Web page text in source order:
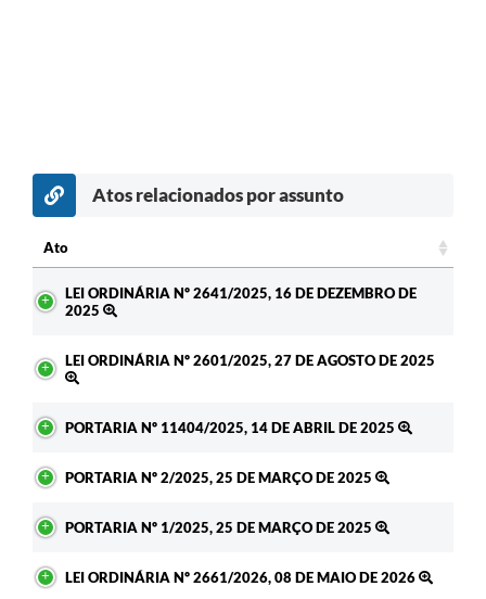
Atos relacionados por assunto
Ato
LEI ORDINÁRIA Nº 2641/2025, 16 DE DEZEMBRO DE
2025
LEI ORDINÁRIA Nº 2601/2025, 27 DE AGOSTO DE 2025
PORTARIA Nº 11404/2025, 14 DE ABRIL DE 2025
PORTARIA Nº 2/2025, 25 DE MARÇO DE 2025
PORTARIA Nº 1/2025, 25 DE MARÇO DE 2025
LEI ORDINÁRIA Nº 2661/2026, 08 DE MAIO DE 2026